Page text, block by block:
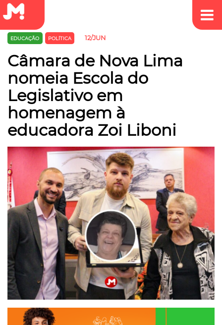
EDUCAÇÃO POLÍTICA 12/JUN
Câmara de Nova Lima
nomeia Escola do
Legislativo em
homenagem à
educadora Zoi Liboni